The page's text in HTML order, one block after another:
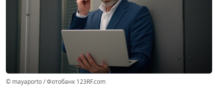
© mayaporto / Фотобанк 123RF.com